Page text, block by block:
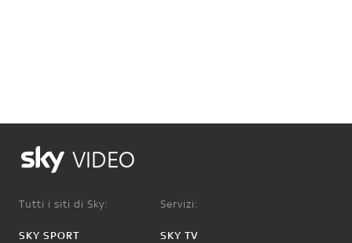
VIDEO
Tutti i siti di Sky:
SKY SPORT
Servizi:
SKY TV